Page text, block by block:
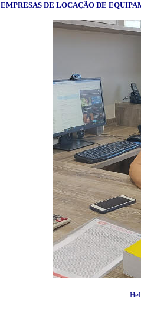
EMPRESAS DE LOCAÇÃO DE